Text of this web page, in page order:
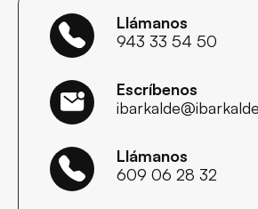
Llámanos
943 33 54 50
Escríbenos
Llámanos
609 06 28 32